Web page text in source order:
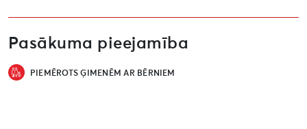
Pasākuma pieejamība
PIEMĒROTS ĢIMENĒM AR BĒRNIEM